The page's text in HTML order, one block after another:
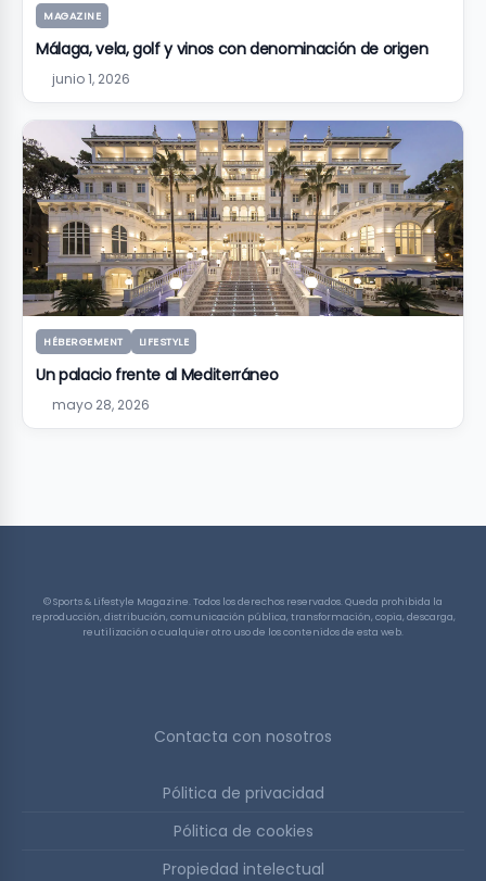
MAGAZINE
Málaga, vela, golf y vinos con denominación de origen
junio 1, 2026
HÉBERGEMENT LIFESTYLE
Un palacio frente al Mediterráneo
mayo 28, 2026
© Sports & Lifestyle Magazine. Todos los derechos reservados. Queda prohibida la
reproducción, distribución, comunicación pública, transformación, copia, descarga,
reutilización o cualquier otro uso de los contenidos de esta web.
Contacta con nosotros
Pólitica de privacidad
Pólitica de cookies
Propiedad intelectual